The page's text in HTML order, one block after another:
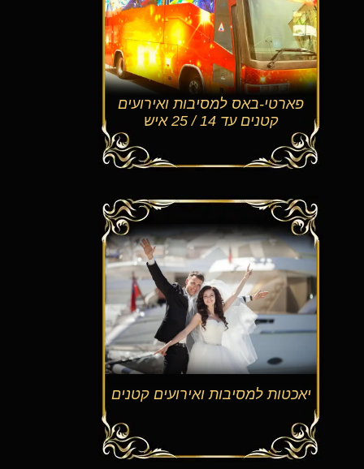
פארטי-באס למסיבות ואירועים
קטנים עד 14 / 25 איש
יאכטות למסיבות ואירועים קטנים